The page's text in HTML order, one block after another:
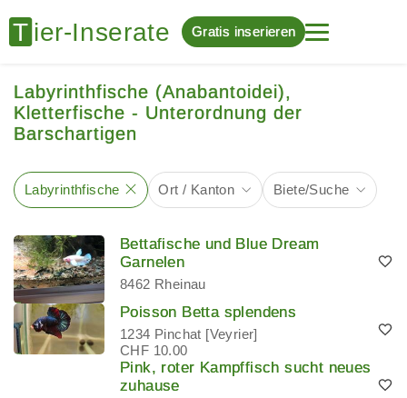
Gratis inserieren
Labyrinthfische (Anabantoidei),
Kletterfische - Unterordnung der
Barschartigen
Labyrinthfische Ort / Kanton Biete/Suche
Bettafische und Blue Dream
Garnelen
8462 Rheinau
Poisson Betta splendens
1234 Pinchat [Veyrier]
CHF 10.00
Pink, roter Kampffisch sucht neues
zuhause